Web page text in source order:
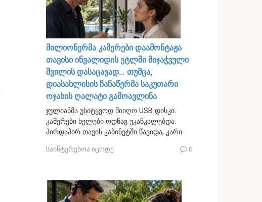
მილიონერმა კამერები დაამონტაჟა
თავისი ინვალიდის ეტლში მიჯაჭვული
შვილის დასაცავად… თუმცა,
დიასახლისის ჩანაწერმა საკუთარი
ოჯახის ღალატი გამოავლინა
ჯულიანმა უსიტყვოდ მიიღო USB დისკი.
კამერები ხელები ოდნავ უკანკალებდა.
პირდაპირ თავის კაბინეტში წავიდა, კარი
საინტერესოა იცოდე 0